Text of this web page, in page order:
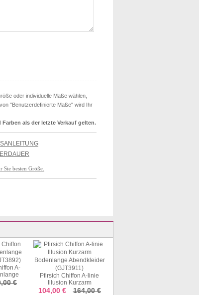
oder individuelle Maße wählen,
"Benutzerdefinierte Maße" wird Ihr
als der letzte Verkauf gelten.
besten Größe.
A-
€
Pfirsich Chiffon A-linie
Illusion Kurzarm
Bodenlange Abendkleider
104,00 € 164,00 €